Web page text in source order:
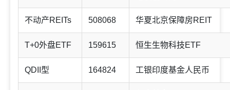
不动产REITs 508068 华夏北京保障房REIT
T+0外盘ETF 159615 恒生生物科技ETF
QDII型 164824 工银印度基金人民币